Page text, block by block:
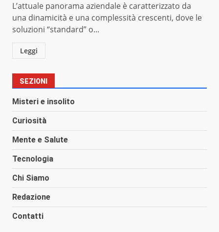
L’attuale panorama aziendale è caratterizzato da
una dinamicità e una complessità crescenti, dove le
soluzioni “standard” o...
Leggi
SEZIONI
Misteri e insolito
Curiosità
Mente e Salute
Tecnologia
Chi Siamo
Redazione
Contatti